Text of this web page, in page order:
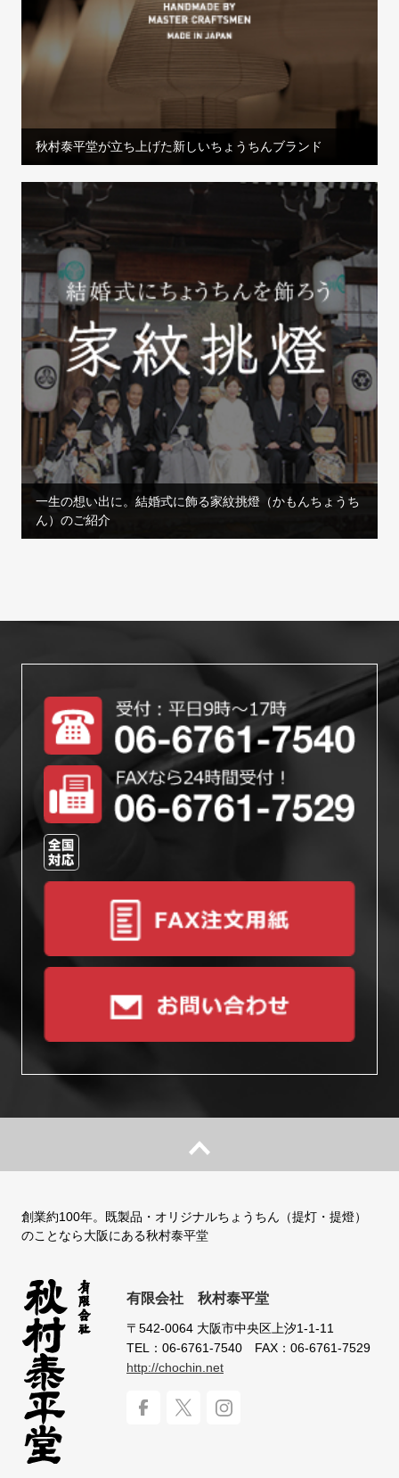
秋村泰平堂が立ち上げた新しいちょうちんブランド
一生の想い出に。結婚式に飾る家紋挑燈（かもんちょうち
ん）のご紹介
創業約100年。既製品・オリジナルちょうちん（提灯・提燈）
のことなら大阪にある秋村泰平堂
有限会社 秋村泰平堂
〒542-0064 大阪市中央区上汐1-1-11
TEL：06-6761-7540 FAX：06-6761-7529
http://chochin.net